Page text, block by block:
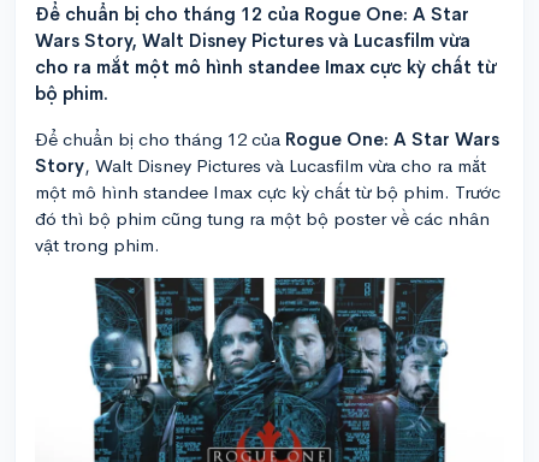
Để chuẩn bị cho tháng 12 của Rogue One: A Star
Wars Story, Walt Disney Pictures và Lucasfilm vừa
cho ra mắt một mô hình standee Imax cực kỳ chất từ
bộ phim.
Để chuẩn bị cho tháng 12 của Rogue One: A Star Wars
Story, Walt Disney Pictures và Lucasfilm vừa cho ra mắt
một mô hình standee Imax cực kỳ chất từ bộ phim. Trước
đó thì bộ phim cũng tung ra một bộ poster về các nhân
vật trong phim.